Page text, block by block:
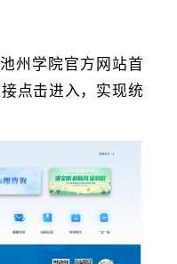
州学院官方网站首
点击进入，实现统